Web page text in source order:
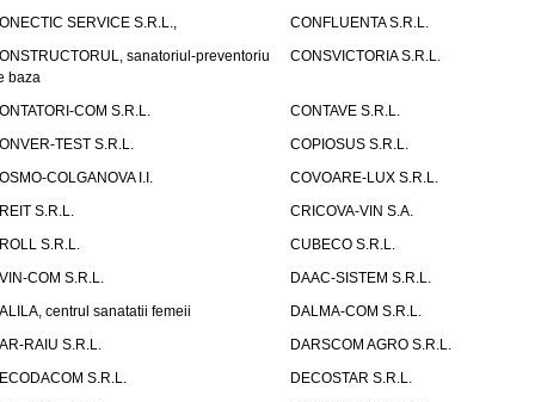
SERVICE S.R.L.,
CONFLUENTA S.R.L.
sanatoriul-preventoriu
baza
CONSVICTORIA S.R.L.
COM S.R.L.
CONTAVE S.R.L.
TEST S.R.L.
COPIOSUS S.R.L.
COLGANOVA I.I.
COVOARE-LUX S.R.L.
S.R.L.
CRICOVA-VIN S.A.
S.R.L.
CUBECO S.R.L.
COM S.R.L.
DAAC-SISTEM S.R.L.
centrul sanatatii femeii
DALMA-COM S.R.L.
RAIU S.R.L.
DARSCOM AGRO S.R.L.
S.R.L.
DECOSTAR S.R.L.